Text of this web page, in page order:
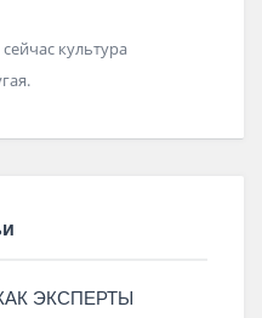
культура
ЭКСПЕРТЫ